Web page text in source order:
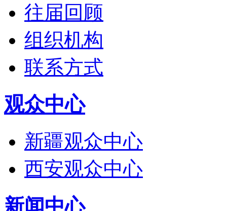
往届回顾
组织机构
联系方式
观众中心
新疆观众中心
西安观众中心
新闻中心